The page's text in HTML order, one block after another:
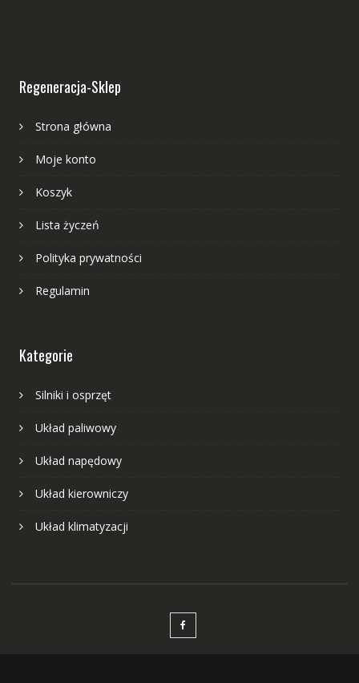
Regeneracja-Sklep
Strona główna
Moje konto
Koszyk
Lista życzeń
Polityka prywatności
Regulamin
Kategorie
Silniki i osprzęt
Układ paliwowy
Układ napędowy
Układ kierowniczy
Układ klimatyzacji